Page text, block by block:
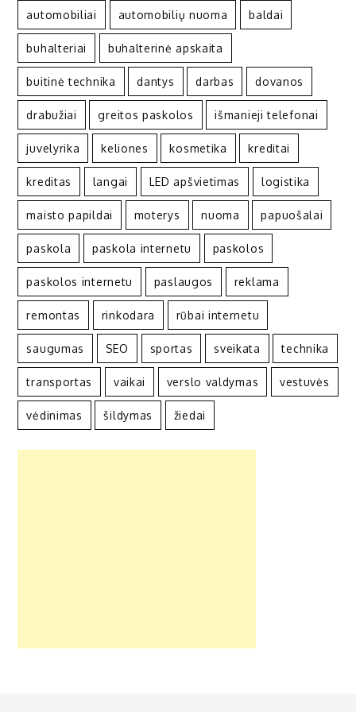
automobiliai automobilių nuoma baldai
buhalteriai buhalterinė apskaita
buitinė technika dantys darbas dovanos
drabužiai greitos paskolos išmanieji telefonai
juvelyrika keliones kosmetika kreditai
kreditas langai LED apšvietimas logistika
maisto papildai moterys nuoma papuošalai
paskola paskola internetu paskolos
paskolos internetu paslaugos reklama
remontas rinkodara rūbai internetu
saugumas SEO sportas sveikata technika
transportas vaikai verslo valdymas vestuvės
vėdinimas šildymas žiedai